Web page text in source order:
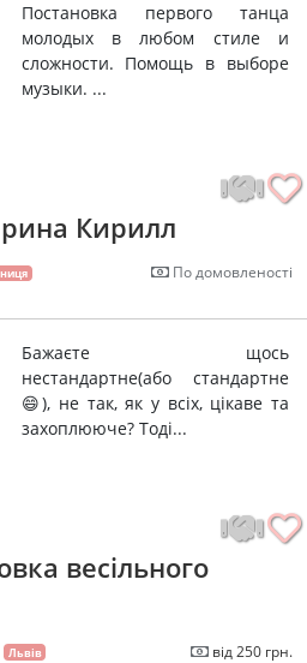
Постановка первого танца
молодых в любом стиле и
сложности. Помощь в выборе
музыки. ...
Кирилл
По домовленості
Бажаєте щось
нестандартне(або стандартне
😄), не так, як у всіх, цікаве та
захоплююче? Тоді...
весільного
Львів від 250 грн.